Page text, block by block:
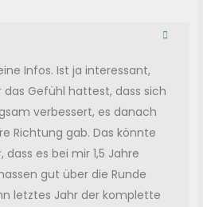
Infos. Ist ja interessant,
das Gefühl hattest, dass sich
verbessert, es danach
Richtung gab. Das könnte
es bei mir 1,5 Jahre
gut über die Runde
letztes Jahr der komplette